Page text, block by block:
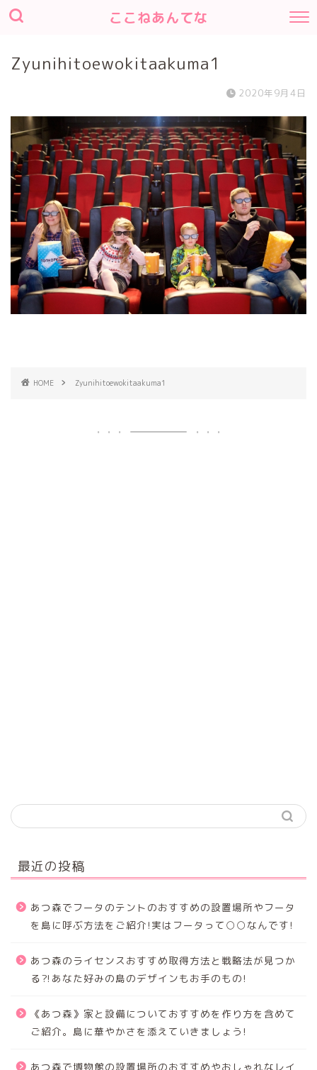
ここねあんてな
Zyunihitoewokitaakuma1
2020年9月4日
HOME Zyunihitoewokitaakuma1
最近の投稿
あつ森でフータのテントのおすすめの設置場所やフータ
を島に呼ぶ方法をご紹介!実はフータって○○なんです!
あつ森のライセンスおすすめ取得方法と戦略法が見つか
る⁈あなた好みの島のデザインもお手のもの!
《あつ森》家と設備についておすすめを作り方を含めて
ご紹介。島に華やかさを添えていきましょう!
あつ森で博物館の設置場所のおすすめやおしゃれなレイ